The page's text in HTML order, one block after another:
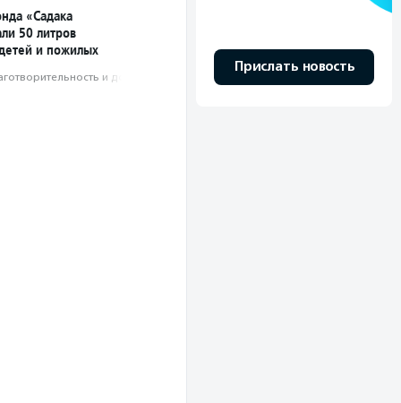
«Садака
50 литров
и пожилых
и доброволь­чест­во
Прислать новость